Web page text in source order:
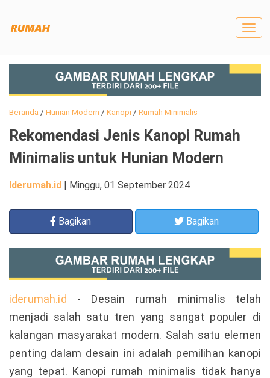
Beranda/ Hunian Modern / Kanopi/ Rumah Minimalis
Rekomendasi Jenis Kanopi Rumah
Minimalis untuk Hunian Modern
Iderumah.id Minggu, 01 September 2024
Bagikan Bagikan
iderumah.id - Desain rumah minimalis telah
menjadi salah satu tren yang sangat populer di
kalangan masyarakat modern. Salah satu elemen
penting dalam desain ini adalah pemilihan kanopi
yang tepat. Kanopi rumah minimalis tidak hanya